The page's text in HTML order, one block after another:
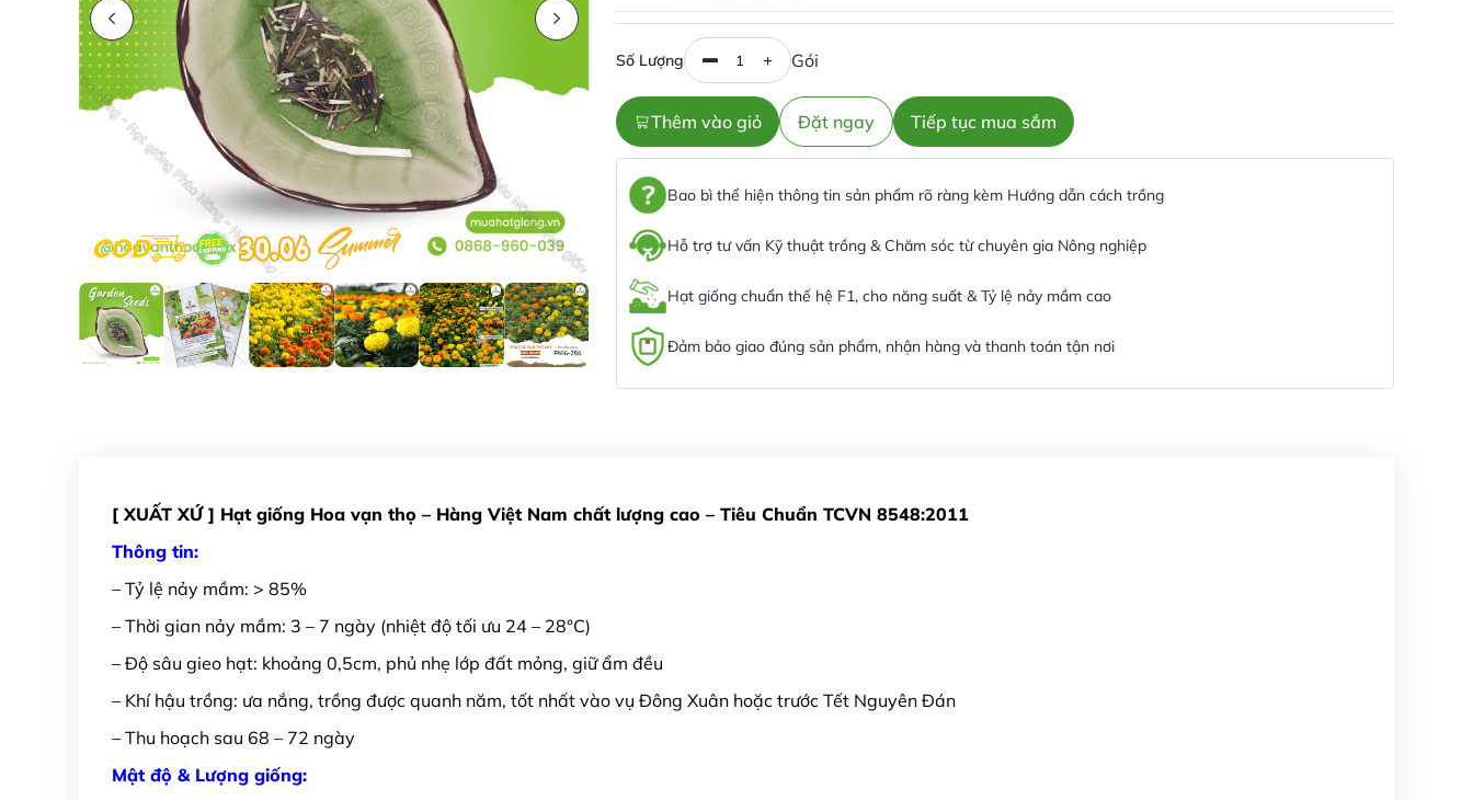
Số Lượng Gói
Thêm vào giỏ Đặt ngay Tiếp tục mua sắm
Bao bì thể hiện thông tin sản phẩm rõ ràng kèm Hướng dẫn cách trồng
Hỗ trợ tư vấn Kỹ thuật trồng & Chăm sóc từ chuyên gia Nông nghiệp
Hạt giống chuẩn thế hệ F1, cho năng suất & Tỷ lệ nảy mầm cao
Đảm bảo giao đúng sản phẩm, nhận hàng và thanh toán tận nơi
[ XUẤT XỨ ] Hạt giống Hoa vạn thọ – Hàng Việt Nam chất lượng cao – Tiêu Chuẩn TCVN 8548:2011
Thông tin:
– Tỷ lệ nảy mầm: > 85%
– Thời gian nảy mầm: 3 – 7 ngày (nhiệt độ tối ưu 24 – 28°C)
– Độ sâu gieo hạt: khoảng 0,5cm, phủ nhẹ lớp đất mỏng, giữ ẩm đều
– Khí hậu trồng: ưa nắng, trồng được quanh năm, tốt nhất vào vụ Đông Xuân hoặc trước Tết Nguyên Đán
– Thu hoạch sau 68 – 72 ngày
Mật độ & Lượng giống: